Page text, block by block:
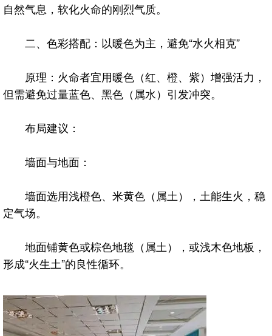
自然气息，软化火命的刚烈气质。
二、色彩搭配：以暖色为主，避免“水火相克”
原理：火命者宜用暖色（红、橙、紫）增强活力，
但需避免过量蓝色、黑色（属水）引发冲突。
布局建议：
墙面与地面：
墙面选用浅橙色、米黄色（属土），土能生火，稳
定气场。
地面铺黄色或棕色地毯（属土），或浅木色地板，
形成“火生土”的良性循环。